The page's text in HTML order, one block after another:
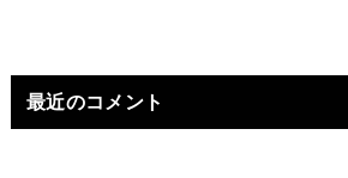
最近のコメント